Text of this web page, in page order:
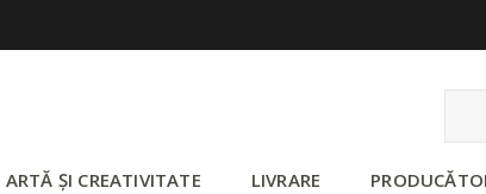
ARTĂ ȘI CREATIVITATE LIVRARE